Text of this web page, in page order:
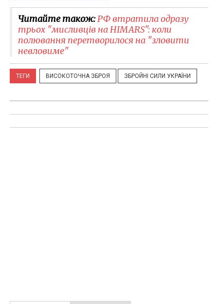
Читайте також:РФ втратила одразу
трьох "мисливців на HIMARS": коли
полювання перетворилося на "зловити
невловиме"
ТЕГИ ВИСОКОТОЧНА ЗБРОЯ ЗБРОЙНІ СИЛИ УКРАЇНИ